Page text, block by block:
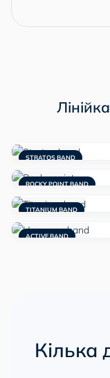
STRATOS BAND
ROCKY POINT BAND
TITANIUM BAND
ACTIVE BAND
Кілька